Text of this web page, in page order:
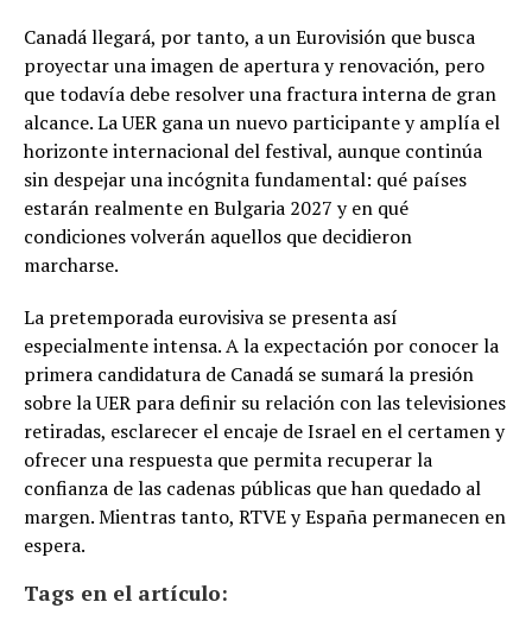
Canadá llegará, por tanto, a un Eurovisión que busca
proyectar una imagen de apertura y renovación, pero
que todavía debe resolver una fractura interna de gran
alcance. La UER gana un nuevo participante y amplía el
horizonte internacional del festival, aunque continúa
sin despejar una incógnita fundamental: qué países
estarán realmente en Bulgaria 2027 y en qué
condiciones volverán aquellos que decidieron
marcharse.
La pretemporada eurovisiva se presenta así
especialmente intensa. A la expectación por conocer la
primera candidatura de Canadá se sumará la presión
sobre la UER para definir su relación con las televisiones
retiradas, esclarecer el encaje de Israel en el certamen y
ofrecer una respuesta que permita recuperar la
confianza de las cadenas públicas que han quedado al
margen. Mientras tanto, RTVE y España permanecen en
espera.
Tags en el artículo: